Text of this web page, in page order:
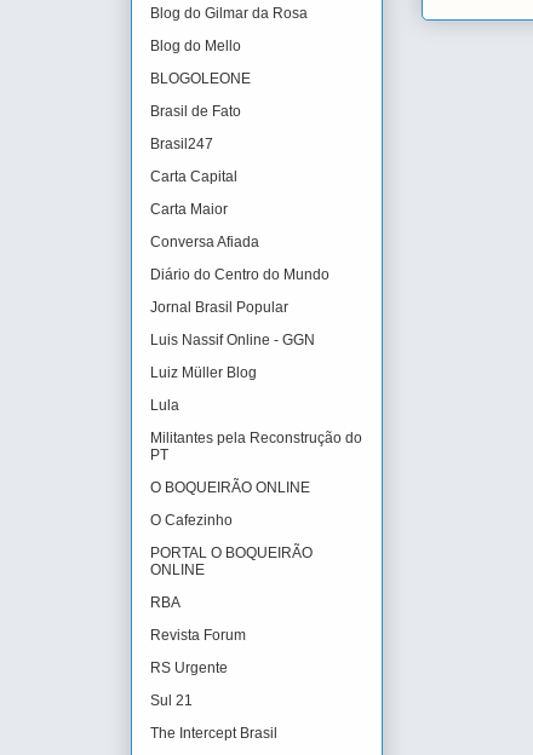
Blog do Gilmar da Rosa
Blog do Mello
BLOGOLEONE
Brasil de Fato
Brasil247
Carta Capital
Carta Maior
Conversa Afiada
Diário do Centro do Mundo
Jornal Brasil Popular
Luis Nassif Online - GGN
Luiz Müller Blog
Lula
Militantes pela Reconstrução do
PT
O BOQUEIRÃO ONLINE
O Cafezinho
PORTAL O BOQUEIRÃO
ONLINE
RBA
Revista Forum
RS Urgente
Sul 21
The Intercept Brasil